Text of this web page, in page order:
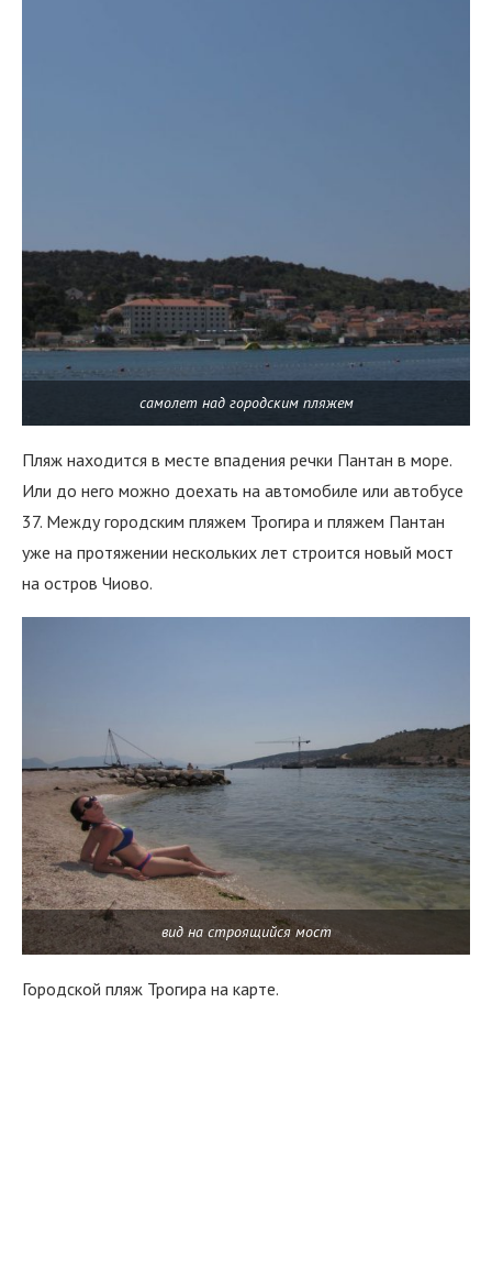
самолет над городским пляжем
Пляж находится в месте впадения речки Пантан в море.
Или до него можно доехать на автомобиле или автобусе
37. Между городским пляжем Трогира и пляжем Пантан
уже на протяжении нескольких лет строится новый мост
на остров Чиово.
вид на строящийся мост
Городской пляж Трогира на карте.